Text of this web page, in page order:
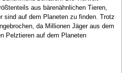
aus bärenähnlichen Tieren,
sind auf dem Planeten zu finden. Trotz
da Millionen Jäger aus dem
Pelztieren auf dem Planeten